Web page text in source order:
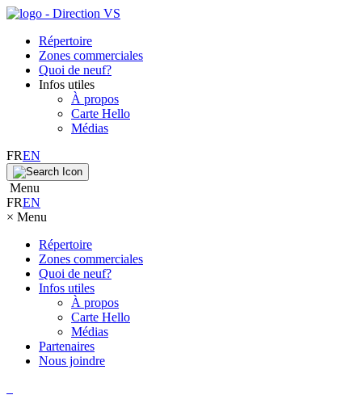
Répertoire
Zones commerciales
Quoi de neuf?
Infos utiles
À propos
Carte Hello
Médias
FREN
Menu
FREN
× Menu
Répertoire
Zones commerciales
Quoi de neuf?
Infos utiles
À propos
Carte Hello
Médias
Partenaires
Nous joindre